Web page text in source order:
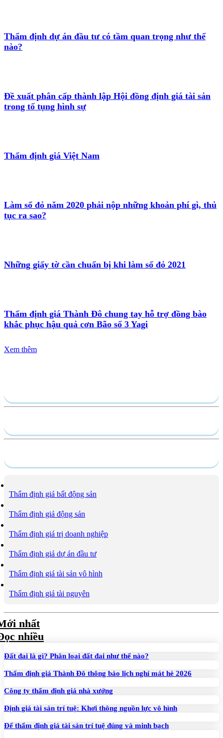
Thẩm định dự án đầu tư có tầm quan trọng như thế
nào?
Đề xuất phân cấp thành lập Hội đồng định giá tài sản
trong tố tụng hình sự
Thẩm định giá Việt Nam
Làm sổ đỏ năm 2020 phải nộp những khoản phí gì, thủ
tục ra sao?
Những giấy tờ cần chuẩn bị khi làm số đỏ 2021
Thẩm định giá Thành Đô chung tay hỗ trợ đồng bào
khắc phục hậu quả cơn Bão số 3 Yagi
Xem thêm
Thẩm định giá bất động sản
Thẩm định giá động sản
Thẩm định giá trị doanh nghiệp
Thẩm định giá dự án đầu tư
Thẩm định giá tài sản vô hình
Thẩm định giá tài nguyên
nhất
nhiều
Đất đai là gì? Phân loại đất đai như thế nào?
Thẩm định giá Thành Đô thông báo lịch nghỉ mát hè 2026
Công ty thẩm định giá nhà xưởng
Định giá tài sản trí tuệ: Khơi thông nguồn lực vô hình
Để thẩm định giá tài sản trí tuệ đúng và minh bạch